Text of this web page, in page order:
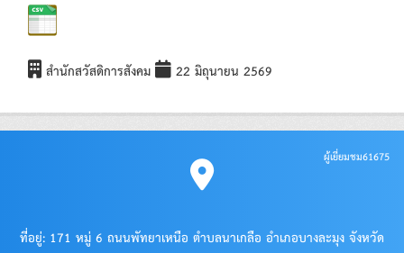
สำนักสวัสดิการสังคม 22 มิถุนายน 2569
ผู้เยี่ยมชม61675
ที่อยู่: 171 หมู่ 6 ถนนพัทยาเหนือ ตำบลนาเกลือ อำเภอบางละมุง จังหวัด